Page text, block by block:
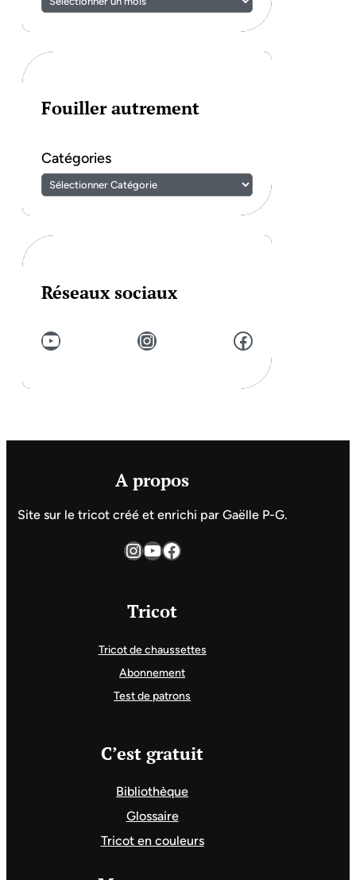
Fouiller autrement
Catégories
Réseaux sociaux
YouTube Instagram Facebook
A propos
Site sur le tricot créé et enrichi par Gaëlle P-G.
InstagramYouTube Facebook
Tricot
Tricot de chaussettes
Abonnement
Test de patrons
C’est gratuit
Bibliothèque
Glossaire
Tricot en couleurs